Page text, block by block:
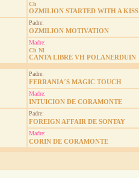
Ch
OZMILION STARTED WITH A KISS
Padre:
OZMILION MOTIVATION
Madre:
Ch Nl
CANTA LIBRE VH POLANERDUIN
Padre:
FERRANIA´S MAGIC TOUCH
Madre:
INTUICION DE CORAMONTE
Padre:
FOREIGN AFFAIR DE SONTAY
Madre:
CORIN DE CORAMONTE